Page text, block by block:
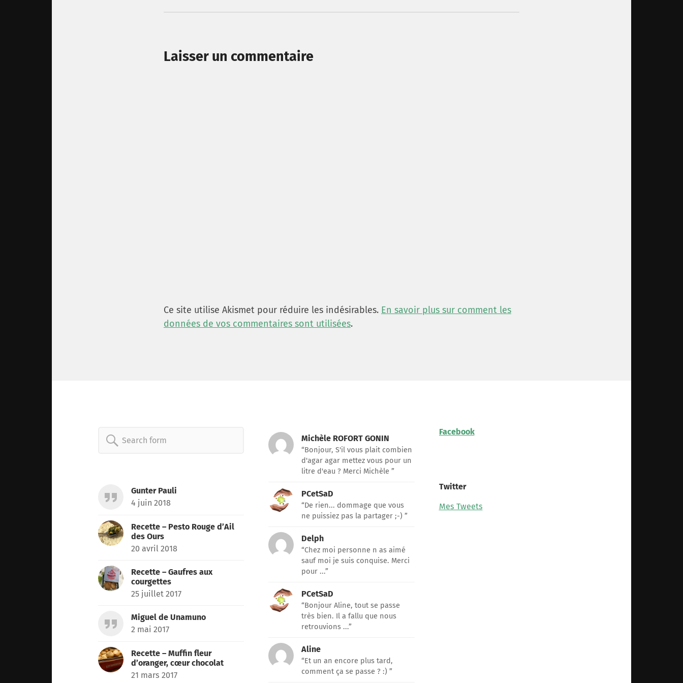
Laisser un commentaire
Ce site utilise Akismet pour réduire les indésirables. En savoir plus sur comment les
données de vos commentaires sont utilisées.
Search
Gunter Pauli
4 juin 2018
Recette – Pesto Rouge d’Ail
des Ours
20 avril 2018
Recette – Gaufres aux
courgettes
25 juillet 2017
Miguel de Unamuno
2 mai 2017
Recette – Muffin fleur
d’oranger, cœur chocolat
21 mars 2017
Michèle ROFORT GONIN
“Bonjour, S'il vous plait combien
d'agar agar mettez vous pour un
litre d'eau ? Merci Michèle ”
PCetSaD
“De rien... dommage que vous
ne puissiez pas la partager ;-) ”
Delph
“Chez moi personne n as aimé
sauf moi je suis conquise. Merci
pour ...”
PCetSaD
“Bonjour Aline, tout se passe
très bien. Il a fallu que nous
retrouvions ...”
Aline
“Et un an encore plus tard,
comment ça se passe ? :) ”
Facebook
Twitter
Mes Tweets